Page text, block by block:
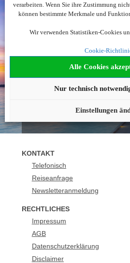
verarbeiten. Wenn Sie ihre Zustimmung
können bestimmte Merkmale und
Wir verwenden Statistiken-Cookies
Cookie-
Alle Cookies
Nur technisch
Einstellungen
Noch nicht
Wir beraten
040 - 42236
KONTAKT
Telefonisch
Reiseanfrage
Newsletteranmeldung
RECHTLICHES
Impressum
AGB
Datenschutzerklärung
Disclaimer